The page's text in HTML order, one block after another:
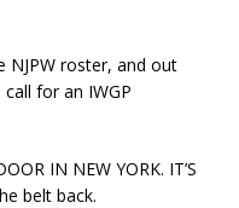
NJPW roster, and out
for an IWGP
IN NEW YORK. IT’S
belt back.